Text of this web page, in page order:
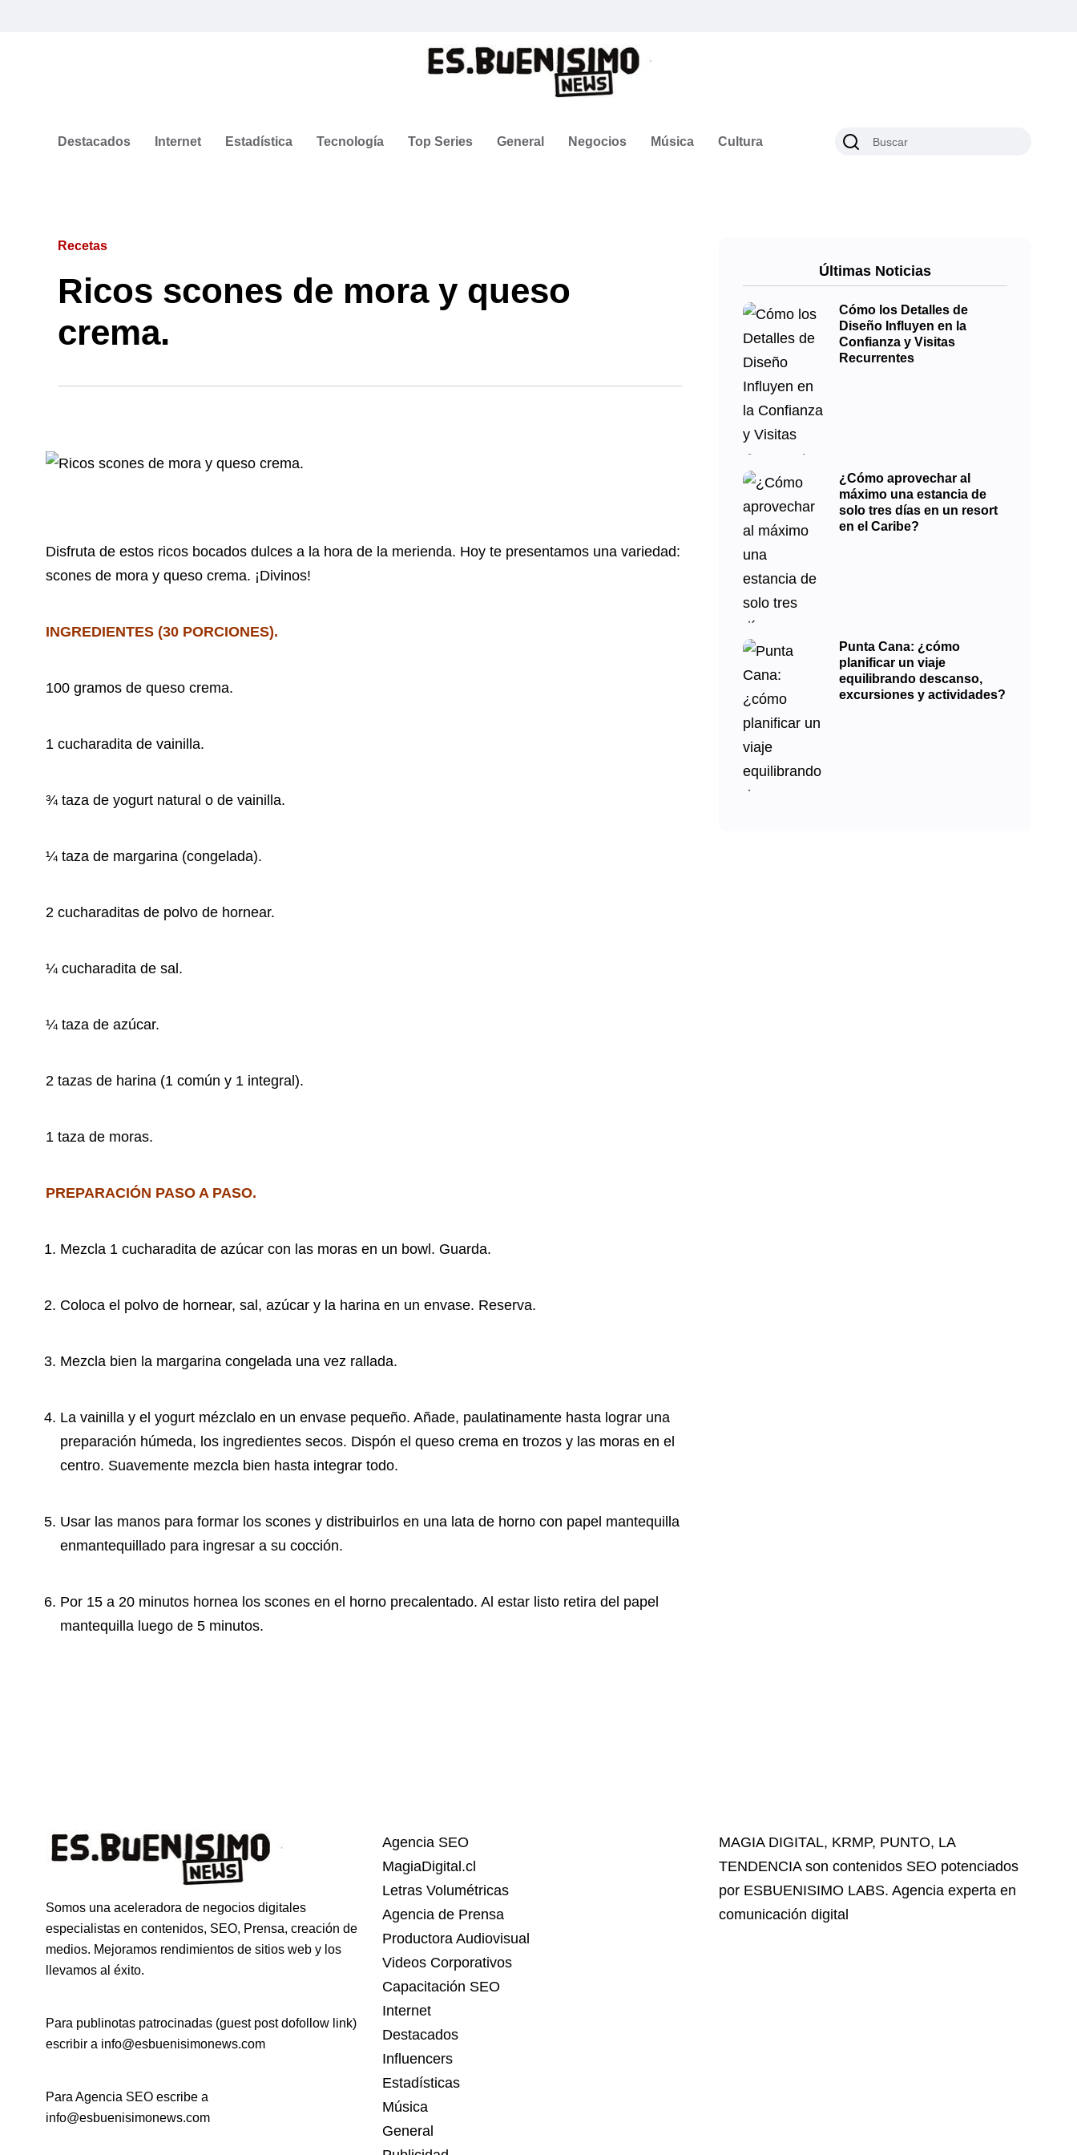
Destacados Internet Estadística Tecnología Top Series General Negocios Música Cultura
Recetas
Ricos scones de mora y queso
crema.
Disfruta de estos ricos bocados dulces a la hora de la merienda. Hoy te presentamos una variedad:
scones de mora y queso crema. ¡Divinos!
INGREDIENTES (30 PORCIONES).
100 gramos de queso crema.
1 cucharadita de vainilla.
¾ taza de yogurt natural o de vainilla.
¼ taza de margarina (congelada).
2 cucharaditas de polvo de hornear.
¼ cucharadita de sal.
¼ taza de azúcar.
2 tazas de harina (1 común y 1 integral).
1 taza de moras.
PREPARACIÓN PASO A PASO.
Mezcla 1 cucharadita de azúcar con las moras en un bowl. Guarda.
Coloca el polvo de hornear, sal, azúcar y la harina en un envase. Reserva.
Mezcla bien la margarina congelada una vez rallada.
La vainilla y el yogurt mézclalo en un envase pequeño. Añade, paulatinamente hasta lograr una
preparación húmeda, los ingredientes secos. Dispón el queso crema en trozos y las moras en el
centro. Suavemente mezcla bien hasta integrar todo.
Usar las manos para formar los scones y distribuirlos en una lata de horno con papel mantequilla
enmantequillado para ingresar a su cocción.
Por 15 a 20 minutos hornea los scones en el horno precalentado. Al estar listo retira del papel
mantequilla luego de 5 minutos.
Últimas Noticias
Cómo los Detalles de
Diseño Influyen en la
Confianza y Visitas
Recurrentes
¿Cómo aprovechar al
máximo una estancia de
solo tres días en un resort
en el Caribe?
Punta Cana: ¿cómo
planificar un viaje
equilibrando descanso,
excursiones y actividades?
Somos una aceleradora de negocios digitales
especialistas en contenidos, SEO, Prensa, creación de
medios. Mejoramos rendimientos de sitios web y los
llevamos al éxito.
Para publinotas patrocinadas (guest post dofollow link)
escribir a info@esbuenisimonews.com
Para Agencia SEO escribe a
info@esbuenisimonews.com
Agencia SEO
MagiaDigital.cl
Letras Volumétricas
Agencia de Prensa
Productora Audiovisual
Videos Corporativos
Capacitación SEO
Internet
Destacados
Influencers
Estadísticas
Música
General
MAGIA DIGITAL, KRMP, PUNTO, LA
TENDENCIAson contenidos SEO potenciados
por ESBUENISIMO LABS. Agencia experta en
comunicación digital